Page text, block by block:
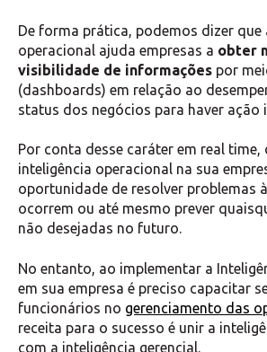
De forma prática, podemos dizer que
operacional ajuda empresas a obter
visibilidade de informações por
(dashboards) em relação ao
status dos negócios para haver ação
Por conta desse caráter em real time,
inteligência operacional na sua
oportunidade de resolver problemas
ocorrem ou até mesmo prever
não desejadas no futuro.
No entanto, ao implementar a
em sua empresa é preciso capacitar
funcionários no gerenciamento das
receita para o sucesso é unir a
com a inteligência gerencial.